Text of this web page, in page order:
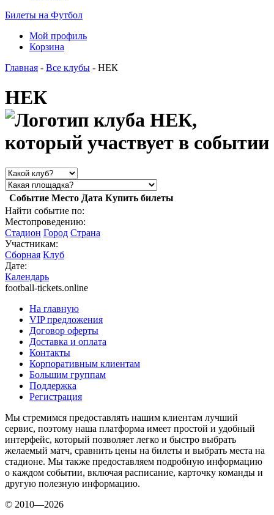
Билеты на Футбол
Мой профиль
Корзина
Главная - Все клубы - НЕК
НЕК
Событие Место Дата Купить билеты
Найти событие по:
Местопроведению:
Стадион Город Страна
Участникам:
Сборная Клуб
Дате:
Календарь
football-tickets.online
На главную
VIP предложения
Договор оферты
Доставка и оплата
Контакты
Корпоративным клиентам
Большим группам
Поддержка
Регистрация
Мы стремимся предоставлять нашим клиентам лучший
сервис, поэтому наша платформа имеет простой и удобный
интерфейс, который позволяет легко и быстро выбрать
желаемый матч, сравнить цены на билеты и выбрать места на
стадионе. Мы также предоставляем подробную информацию
о каждом событии, включая расписание, карточку команды и
другую полезную информацию.
© 2010—2026